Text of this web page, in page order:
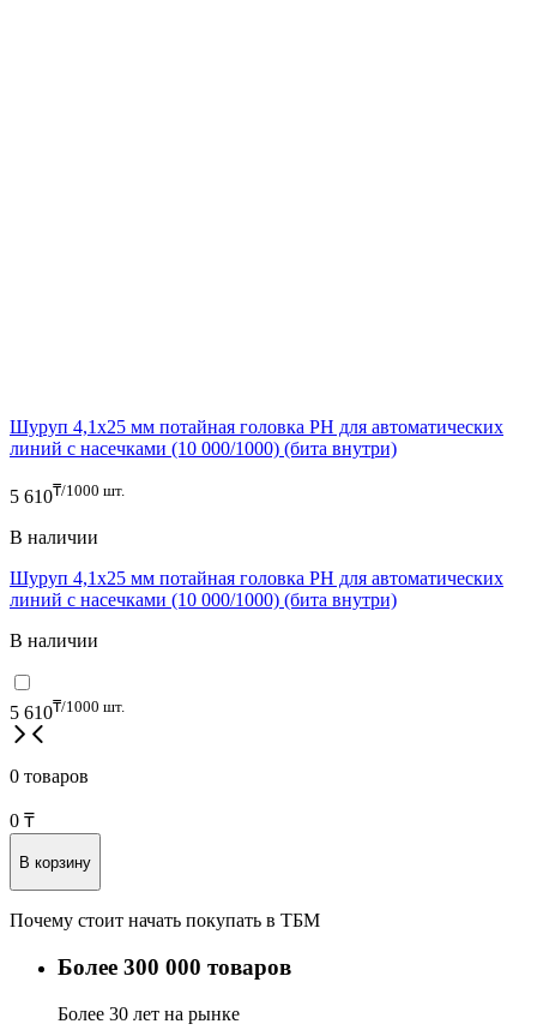
Шуруп 4,1x25 мм потайная головка PH для автоматических
линий с насечками (10 000/1000) (бита внутри)
5 610₸/1000 шт.
В наличии
Шуруп 4,1x25 мм потайная головка PH для автоматических
линий с насечками (10 000/1000) (бита внутри)
В наличии
5 610₸/1000 шт.
0 товаров
0 ₸
В корзину
Почему стоит начать покупать в ТБМ
Более 300 000 товаров
Более 30 лет на рынке